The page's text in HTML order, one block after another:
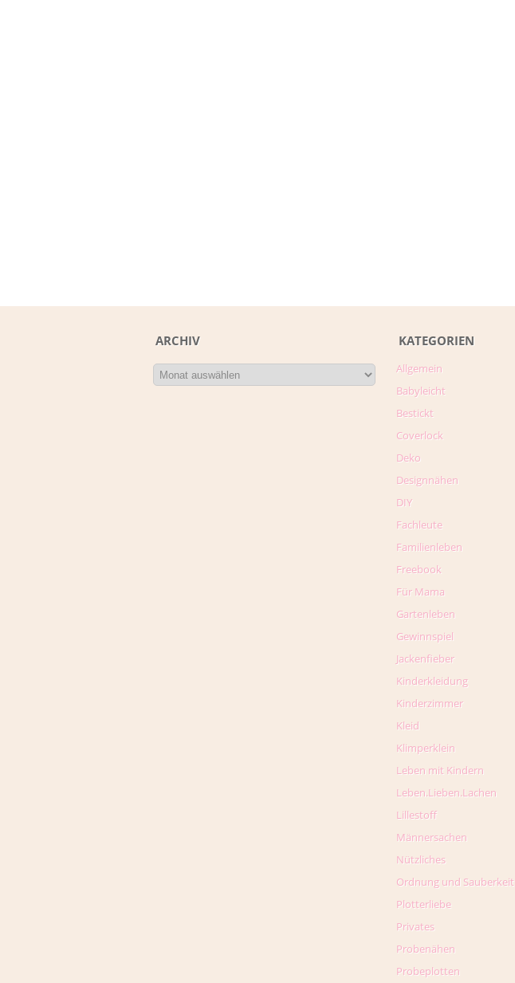
ARCHIV KATEGORIEN
Allgemein
Babyleicht
Bestickt
Coverlock
Deko
Designnähen
DIY
Fachleute
Familienleben
Freebook
Für Mama
Gartenleben
Gewinnspiel
Jackenfieber
Kinderkleidung
Kinderzimmer
Kleid
Klimperklein
Leben mit Kindern
Leben.Lieben.Lachen
Lillestoff
Männersachen
Nützliches
Ordnung und Sauberkeit
Plotterliebe
Privates
Probenähen
Probeplotten